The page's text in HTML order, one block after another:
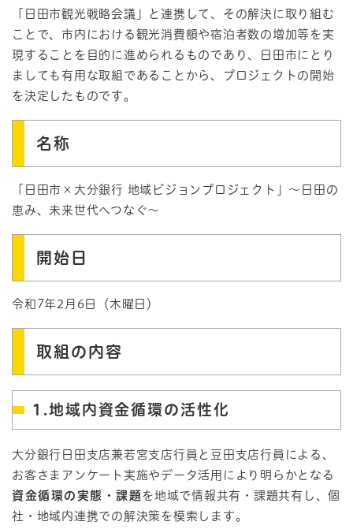
「日田市観光戦略会議」と連携して、その解決に取り組む
ことで、市内における観光消費額や宿泊者数の増加等を実
現することを目的に進められるものであり、日田市にとり
ましても有用な取組であることから、プロジェクトの開始
を決定したものです。
名称
「日田市×大分銀行 地域ビジョンプロジェクト」～日田の
恵み、未来世代へつなぐ～
開始日
令和7年2月6日（木曜日）
取組の内容
1.地域内資金循環の活性化
大分銀行日田支店兼若宮支店行員と豆田支店行員による、
お客さまアンケート実施やデータ活用により明らかとなる
資金循環の実態・課題 を地域で情報共有・課題共有し、個
社・地域内連携での解決策を模索します。